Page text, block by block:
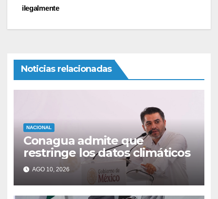
ilegalmente
Noticias relacionadas
NACIONAL
Conagua admite que
restringe los datos climáticos
AGO 10, 2026